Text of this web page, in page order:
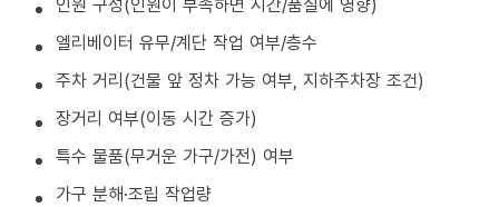
엘리베이터 유무/계단 작업 여부/층수
주차 거리(건물 앞 정차 가능 여부, 지하주차장 조건)
장거리 여부(이동 시간 증가)
특수 물품(무거운 가구/가전) 여부
가구 분해·조립 작업량